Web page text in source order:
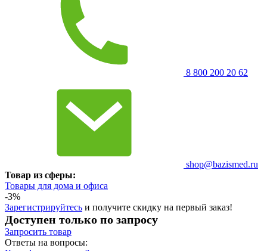
8 800 200 20 62
shop@bazismed.ru
Товар из сферы:
Товары для дома и офиса
-3%
Зарегистрируйтесь и получите скидку на первый заказ!
Доступен только по запросу
Запросить товар
Ответы на вопросы: